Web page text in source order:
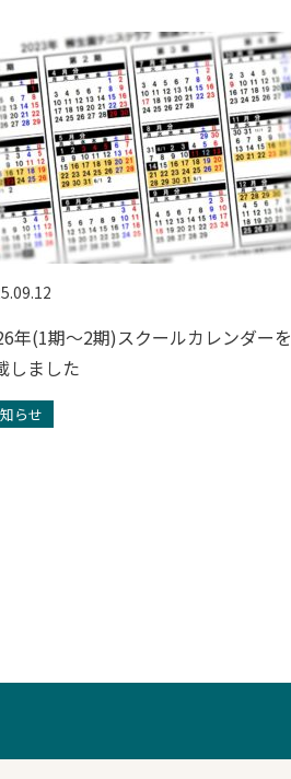
年(1期～2期)スクールカレンダーを
しました
らせ